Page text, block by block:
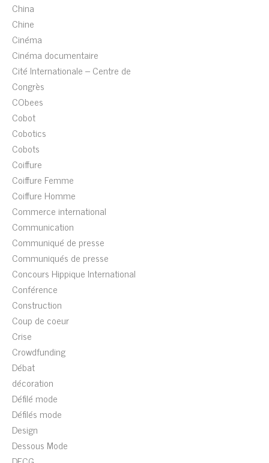
China
Chine
Cinéma
Cinéma documentaire
Cité Internationale – Centre de
Congrès
CObees
Cobot
Cobotics
Cobots
Coiffure
Coiffure Femme
Coiffure Homme
Commerce international
Communication
Communiqué de presse
Communiqués de presse
Concours Hippique International
Conférence
Construction
Coup de coeur
Crise
Crowdfunding
Débat
décoration
Défilé mode
Défilés mode
Design
Dessous Mode